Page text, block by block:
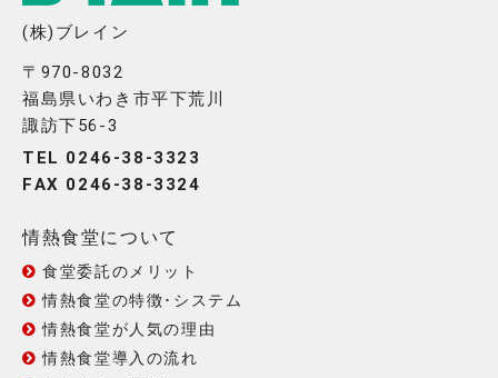
(株)ブレイン
〒970-8032
福島県いわき市平下荒川
諏訪下56-3
TEL 0246-38-3323
FAX 0246-38-3324
情熱食堂について
食堂委託のメリット
情熱食堂の特徴･システム
情熱食堂が人気の理由
情熱食堂導入の流れ